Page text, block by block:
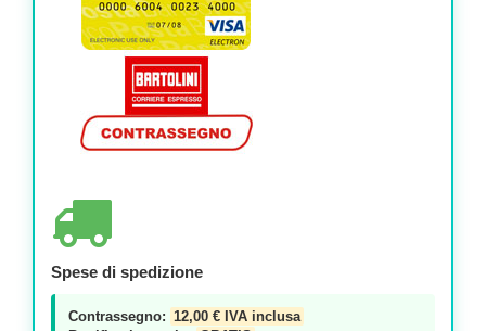
Spese di spedizione
Contrassegno: 12,00 € IVA inclusa